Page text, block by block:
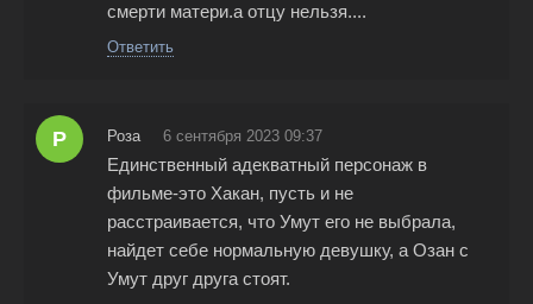
смерти матери.а отцу нельзя....
Ответить
Р Роза 6 сентября 2023 09:37
Единственный адекватный персонаж в
фильме-это Хакан, пусть и не
расстраивается, что Умут его не выбрала,
найдет себе нормальную девушку, а Озан с
Умут друг друга стоят.